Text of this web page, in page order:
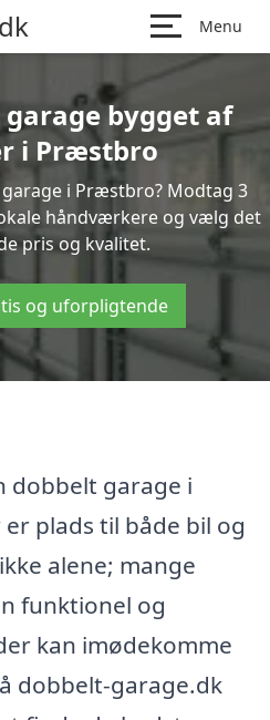
Menu
bygget af
i Præstbro
i Præstbro? Modtag 3
håndværkere og vælg det
pris og kvalitet.
og uforpligtende
dobbelt garage i
plads til både bil og
alene; mange
funktionel og
kan imødekomme
dobbelt-garage.dk